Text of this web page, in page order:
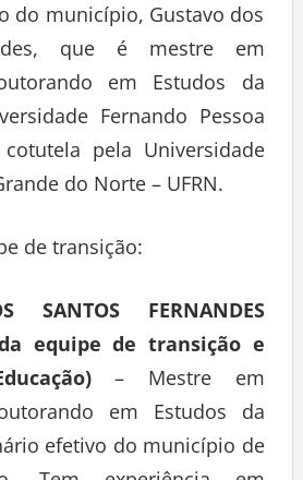
do município, Gustavo dos
que é mestre em
em Estudos da
Fernando Pessoa
pela Universidade
do Norte – UFRN.
de transição:
SANTOS FERNANDES
equipe de transição e
– Mestre em
em Estudos da
efetivo do município de